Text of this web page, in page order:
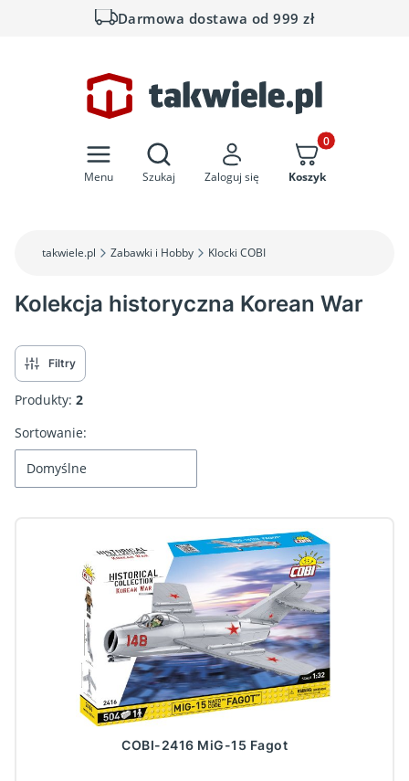
Darmowa dostawa od 999 zł
Menu
Otwórz wyszukiwarkę
Szukaj Zaloguj się
Produkty w
Koszyk
takwiele.pl Zabawki i Hobby Klocki COBI
Kolekcja historyczna Korean War
Filtry
Produkty: 2
Lista produktów
Sortowanie:
Domyślne
COBI-2416 MiG-15 Fagot